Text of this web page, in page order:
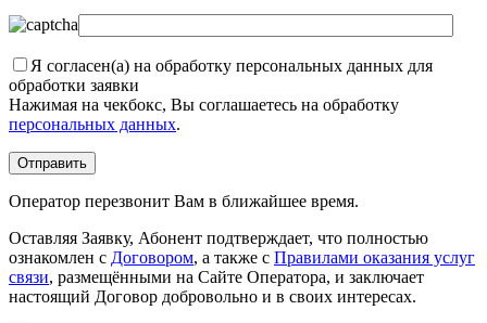
Я согласен(а) на обработку персональных данных для
обработки заявки
Нажимая на чекбокс, Вы соглашаетесь на обработку
персональных данных.
Оператор перезвонит Вам в ближайшее время.
Оставляя Заявку, Абонент подтверждает, что полностью
ознакомлен с Договором, а также с Правилами оказания услуг
связи, размещёнными на Сайте Оператора, и заключает
настоящий Договор добровольно и в своих интересах.